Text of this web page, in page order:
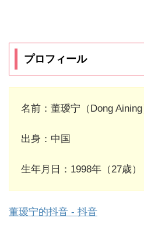
プロフィール
名前：董瑷宁（Dong Aining
出身：中国
生年月日：1998年（27歳
董瑷宁的抖音 - 抖音